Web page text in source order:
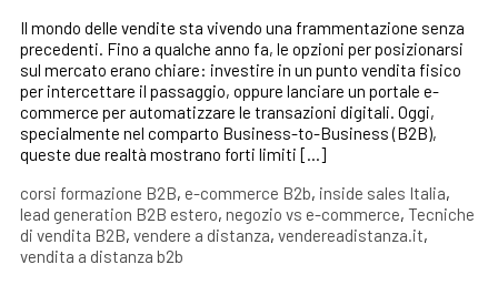
Il mondo delle vendite sta vivendo una frammentazione senza
precedenti. Fino a qualche anno fa, le opzioni per posizionarsi
sul mercato erano chiare: investire in un punto vendita fisico
per intercettare il passaggio, oppure lanciare un portale e-
commerce per automatizzare le transazioni digitali. Oggi,
specialmente nel comparto Business-to-Business (B2B),
queste due realtà mostrano forti limiti […]
corsi formazione B2B, e-commerce B2b, inside sales Italia,
lead generation B2B estero, negozio vs e-commerce, Tecniche
di vendita B2B, vendere a distanza, vendereadistanza.it,
vendita a distanza b2b